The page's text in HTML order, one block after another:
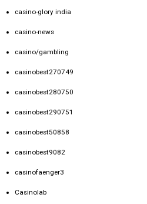
casino-glory india
casino-news
casino/gambling
casinobest270749
casinobest280750
casinobest290751
casinobest50858
casinobest9082
casinofaenger3
Casinolab